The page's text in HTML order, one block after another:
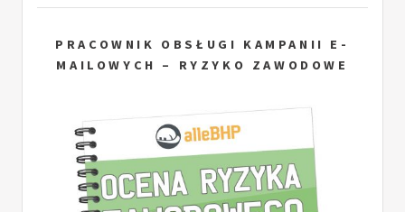
PRACOWNIK OBSŁUGI KAMPANII E-
MAILOWYCH – RYZYKO ZAWODOWE